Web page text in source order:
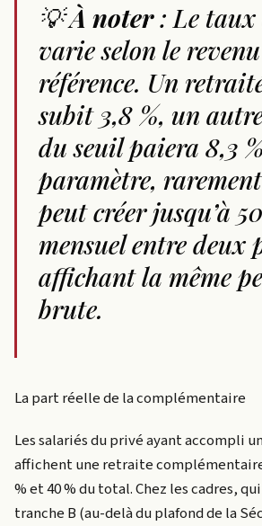
💡À noter: Le taux
varie selon le
référence. Un
subit 3,8 %, un
du seuil paiera 8,3
paramètre,
peut créer jusqu’à
mensuel entre deux
affichant la même
brute.
La part réelle de la complémentaire
Les salariés du privé ayant accompli
affichent une retraite
% et 40 % du total. Chez les cadres,
tranche B (au-delà du plafond de la